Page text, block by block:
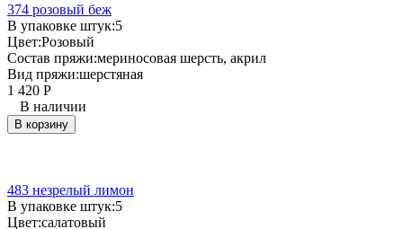
374 розовый беж
В упаковке штук:5
Цвет:Розовый
Состав пряжи:мериносовая шерсть, акрил
Вид пряжи:шерстяная
1 420 Р
В наличии
В корзину
483 незрелый лимон
В упаковке штук:5
Цвет:салатовый